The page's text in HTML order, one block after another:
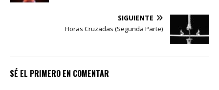
SIGUIENTE
Horas Cruzadas (Segunda Parte)
SÉ EL PRIMERO EN COMENTAR